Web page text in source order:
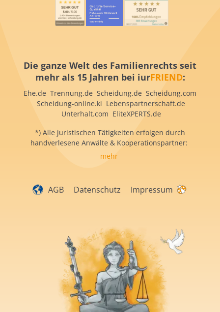
Die ganze Welt des Familienrechts seit
mehr als 15 Jahren bei iurFRIEND:
Ehe.de Trennung.de Scheidung.de Scheidung.com
Scheidung-online.ki Lebenspartnerschaft.de
Unterhalt.com EliteXPERTS.de
*) Alle juristischen Tätigkeiten erfolgen durch
handverlesene Anwälte & Kooperationspartner:
mehr
AGB Datenschutz Impressum